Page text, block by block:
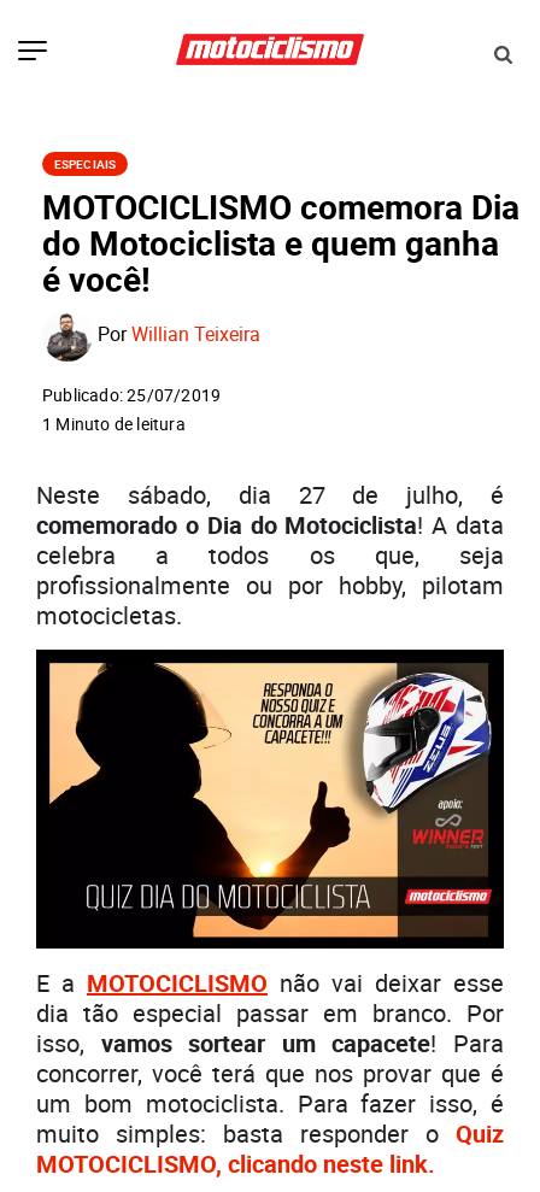
ESPECIAIS
MOTOCICLISMO comemora Dia
do Motociclista e quem ganha
é você!
PorWillian Teixeira
Publicado: 25/07/2019
1 Minuto de leitura
Neste sábado, dia 27 de julho, é
comemorado o Dia do Motociclista! A data
celebra a todos os que, seja
profissionalmente ou por hobby, pilotam
motocicletas.
E a MOTOCICLISMO não vai deixar esse
dia tão especial passar em branco. Por
isso, vamos sortear um capacete! Para
concorrer, você terá que nos provar que é
um bom motociclista. Para fazer isso, é
muito simples: basta responder o Quiz
MOTOCICLISMO, clicando neste link.